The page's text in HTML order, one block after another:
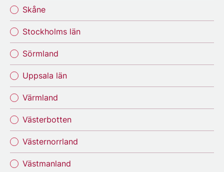
Skåne
Stockholms län
Sörmland
Uppsala län
Värmland
Västerbotten
Västernorrland
Västmanland